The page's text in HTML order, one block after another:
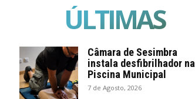
ÚLTIMAS
Câmara de Sesimbra
instala desfibrilhador na
Piscina Municipal
7 de Agosto, 2026